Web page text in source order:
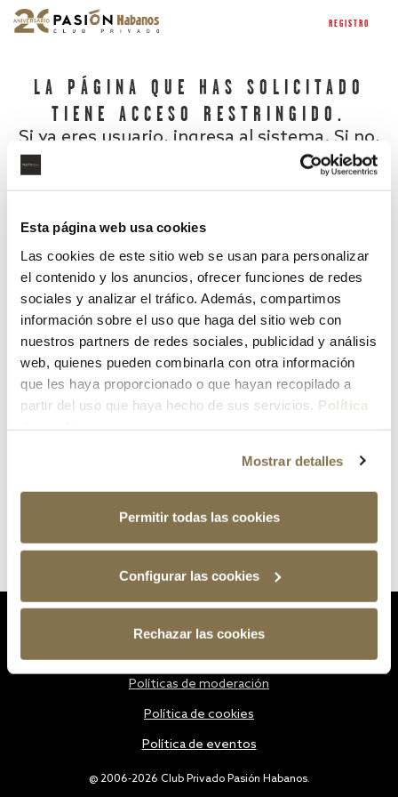
Esta página web usa cookies
Las cookies de este sitio web se usan para personalizar
el contenido y los anuncios, ofrecer funciones de redes
sociales y analizar el tráfico. Además, compartimos
información sobre el uso que haga del sitio web con
nuestros partners de redes sociales, publicidad y análisis
web, quienes pueden combinarla con otra información
que les haya proporcionado o que hayan recopilado a
partir del uso que haya hecho de sus servicios. Política
Mostrar detalles
Permitir todas las cookies
Configurar las cookies
Rechazar las cookies
REGISTRO
LA PÁGINA QUE HAS SOLICITADO
TIENE ACCESO RESTRINGIDO.
Si ya eres usuario, ingresa al sistema. Si no,
¿Has olvidado tu contraseña?
@ 2006-2026 Club Privado Pasión Habanos.
Políticas de moderación
Política de cookies
Política de eventos